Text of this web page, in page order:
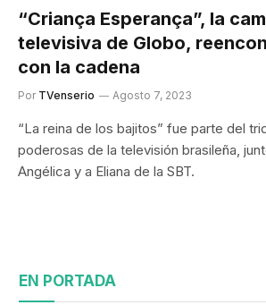
“Criança Esperança”, la
televisiva de Globo,
con la cadena
Por TVenserio Agosto 7, 2023
“La reina de los bajitos” fue parte del
poderosas de la televisión brasileña,
Angélica y a Eliana de la SBT.
EN PORTADA